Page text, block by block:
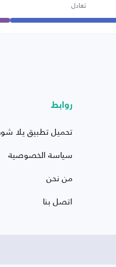
تعادل
روابط
تحميل تطبيق يلا
سياسة الخصوصية
من نحن
اتصل بنا